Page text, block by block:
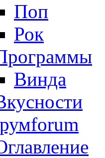
Поп
Рок
Винда
forum